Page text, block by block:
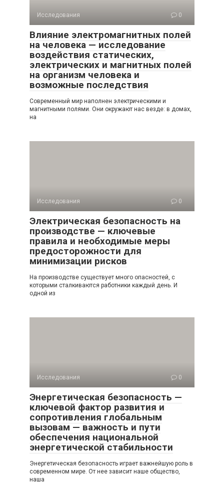
Исследования 0
Влияние электромагнитных полей
на человека — исследование
воздействия статических,
электрических и магнитных полей
на организм человека и
возможные последствия
Современный мир наполнен электрическими и
магнитными полями. Они окружают нас везде: в домах,
на
Исследования 0
Электрическая безопасность на
производстве — ключевые
правила и необходимые меры
предосторожности для
минимизации рисков
На производстве существует много опасностей, с
которыми сталкиваются работники каждый день. И
одной из
Исследования 0
Энергетическая безопасность —
ключевой фактор развития и
сопротивления глобальным
вызовам — важность и пути
обеспечения национальной
энергетической стабильности
Энергетическая безопасность играет важнейшую роль в
современном мире. От нее зависит наше общество,
наша